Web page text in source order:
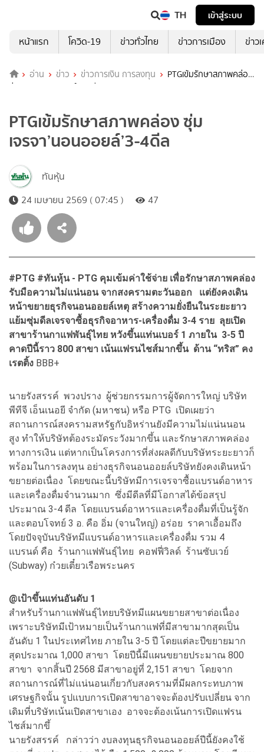
TH
เข้าสู่ระบบ
หน้าแรก
โควิด-19 ข่าวทั่วไทย ข่าวการเมือง ข่าว
อ่าน ข่าว ข่าวการเงิน การลงทุน
PTGเข้มรักษาสภาพคล่อง
ซุ่มเจรจา’นอนออยล์’3-4ดีล
PTGเข้มรักษาสภาพคล่อง ซุ่ม
เจรจา’นอนออยล์’3-4ดีล
ทันหุ้น
24 เมษายน 2569 ( 07:45 )
47
#PTG #ทันหุ้น - PTG คุมเข้มค่าใช้จ่าย เพื่อรักษาสภาพคล่อง
รับมือความไม่แน่นอน จากสงครามตะวันออก แต่ยังคงเดิน
หน้าขยายธุรกิจนอนออยล์เหตุ สร้างความยั่งยืนในระยะยาว
แย้มซุ่มดีลเจรจาซื้อธุรกิจอาหาร-เครื่องดื่ม 3-4 ราย ลุยเปิด
สาขาร้านกาแฟพันธุ์ไทย หวังขึ้นแท่นเบอร์ 1 ภายใน 3-5 ปี
คาดปีนี้ราว 800 สาขา เน้นแฟรนไชส์มากขึ้น ด้าน “ทริส” คง
เรตติ้ง BBB+
นายรังสรรค์ พวงปราง ผู้ช่วยกรรมการผู้จัดการใหญ่ บริษัท
พีทีจี เอ็นเนอยี จำกัด (มหาชน) หรือ PTG เปิดเผยว่า
สถานการณ์สงครามสหรัฐกับอิหร่านยังมีความไม่แน่นนอน
สูง ทำให้บริษัทต้องระมัดระวังมากขึ้น และรักษาสภาพคล่อง
ทางการเงิน แต่หากเป็นโครงการที่ส่งผลดีกับบริษัทระยะยาวก็
พร้อมในการลงทุน อย่างธุรกิจนอนออยล์บริษัทยังคงเดินหน้า
ขยายต่อเนื่อง โดยขณะนี้บริษัทมีการเจรจาซื้อแบรนด์อาหาร
และเครื่องดื่มจำนวนมาก ซึ่งมีดีลที่มีโอกาสได้ข้อสรุป
ประมาณ 3-4 ดีล โดยแบรนด์อาหารและเครื่องดื่มที่เป็นรู้จัก
และตอบโจทย์ 3 อ. คือ อิ่ม (จานใหญ่) อร่อย ราคาเอื้อมถึง
โดยปัจจุบันบริษัทมีแบรนด์อาหารและเครื่องดื่ม รวม 4
แบรนด์ คือ ร้านกาแฟพันธุ์ไทย คอฟฟี่วิลด์ ร้านซับเวย์
(Subway) ก๋วยเตี๋ยวเรือพระนคร
@เป้าขึ้นแท่นอันดับ 1
สำหรับร้านกาแฟพันธุ์ไทยบริษัทมีแผนขยายสาขาต่อเนื่อง
เพราะบริษัทมีเป้าหมายเป็นร้านกาแฟที่มีสาขามากสุดเป็น
อันดับ 1 ในประเทศไทย ภายใน 3-5 ปี โดยแต่ละปีขยายมาก
สุดประมาณ 1,000 สาขา โดยปีนี้มีแผนขยายประมาณ 800
สาขา จากสิ้นปี 2568 มีสาขาอยู่ที่ 2,151 สาขา โดยจาก
สถานการณ์ที่ไม่แน่นอนเกี่ยวกับสงครามที่มีผลกระทบภาพ
เศรษฐกิจนั้น รูปแบบการเปิดสาขาอาจจะต้องปรับเปลี่ยน จาก
เดิมที่บริษัทเน้นเปิดสาขาเอง อาจจะต้องเน้นการเปิดแฟรน
ไชส์มากขึ้
นายรังสรรค์ กล่าวว่า งบลงทุนธุรกิจนอนออยล์ปีนี้ยังคงใช้